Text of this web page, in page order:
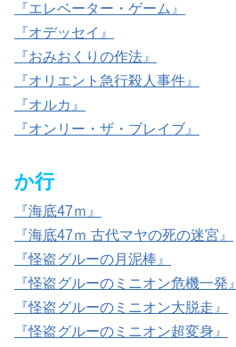
『エレベーター・ゲーム』
『オデッセイ』
『おみおくりの作法』
『オリエント急行殺人事件』
『オルカ』
『オンリー・ザ・ブレイブ』
か行
『海底47ｍ』
『海底47ｍ 古代マヤの死の迷宮』
『怪盗グルーの月泥棒』
『怪盗グルーのミニオン危機一発』
『怪盗グルーのミニオン大脱走』
『怪盗グルーのミニオン超変身』